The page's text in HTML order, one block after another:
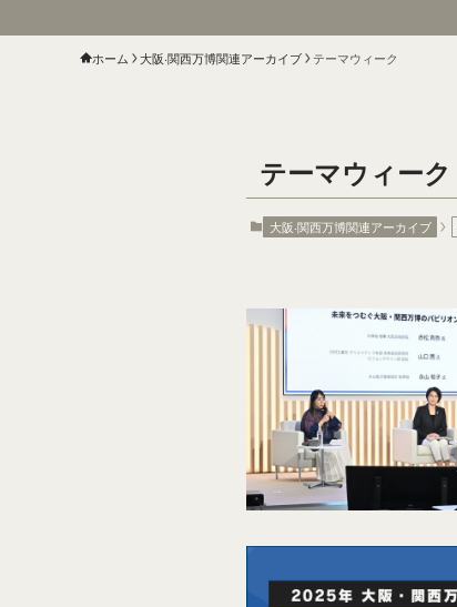
ホーム 大阪‧関⻄万博関連アーカイブ テーマウィーク
テーマウィーク
大阪‧関⻄万博関連アーカイブ